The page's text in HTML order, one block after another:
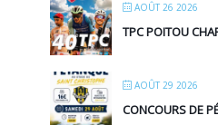
AOÛT 26 2026
TPC POITOU
AOÛT 29 2026
CONCOURS DE